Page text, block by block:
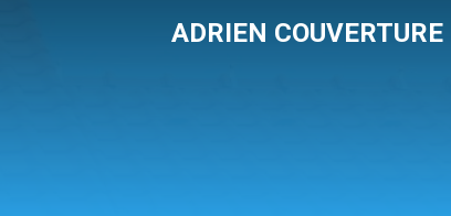
ADRIEN COUVERTURE